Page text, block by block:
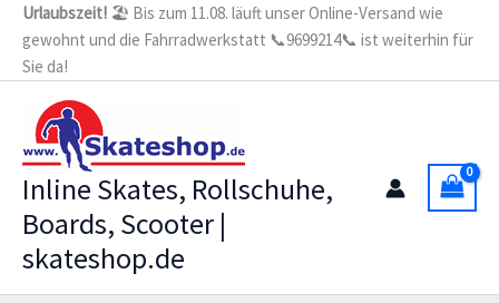
Zum
Inhalt
springen
Urlaubszeit! 🏖️ Bis zum 11.08. läuft unser Online-Versand wie
gewohnt und die Fahrradwerkstatt 📞9699214📞 ist weiterhin für
Sie da!
Inline Skates, Rollschuhe,
Boards, Scooter |
skateshop.de
male/female
schwarz
Menge